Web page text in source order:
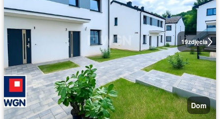
19zdjęcia
Dom